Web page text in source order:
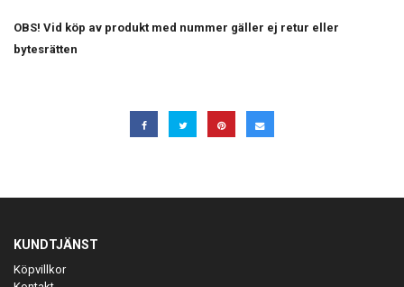
OBS! Vid köp av produkt med nummer gäller ej retur eller
bytesrätten
KUNDTJÄNST
Köpvillkor